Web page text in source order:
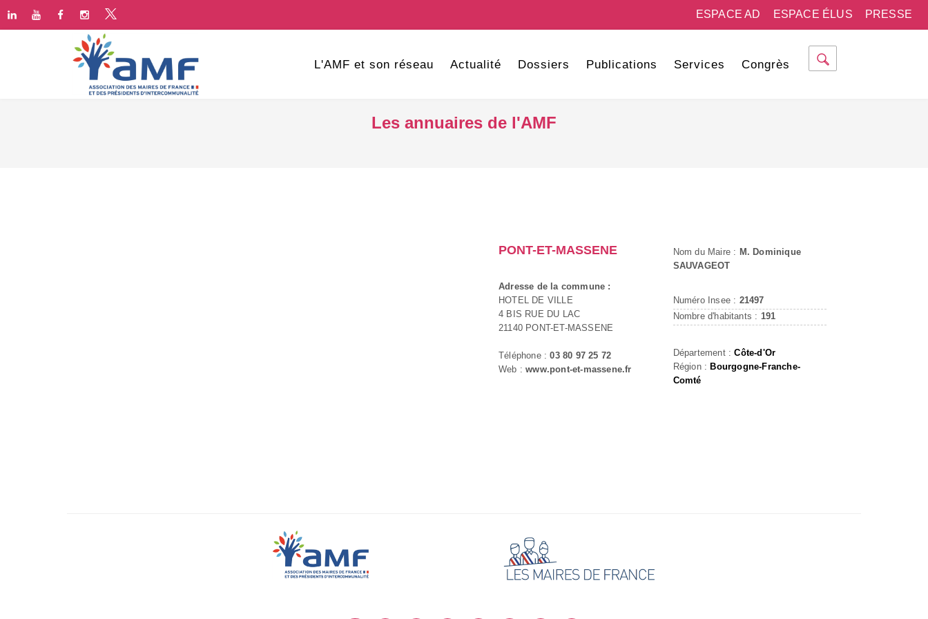
PRESSE
ESPACE ÉLUS
ESPACE AD
L'AMF et son réseau Actualité Dossiers Publications Services Congrès
Les annuaires de l'AMF
PONT-ET-MASSENE
Adresse de la commune :
HOTEL DE VILLE
4 BIS RUE DU LAC
21140 PONT-ET-MASSENE
Téléphone :03 80 97 25 72
Web :www.pont-et-massene.fr
Nom du Maire : M. Dominique
SAUVAGEOT
Numéro Insee : 21497
Nombre d'habitants : 191
Département :Côte-d'Or
Région : Bourgogne-Franche-
Comté